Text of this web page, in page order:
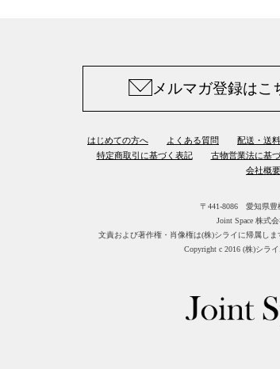
メルマガ登録はこ
はじめての方へ よくある質問 配送・送料
特定商取引に基づく表記
古物営業法に基
会社概要
〒441-8086 愛知県豊
Joint Space 株式
文責および著作権・肖像権は(株)シライに帰属しま
Copyright c 2016 (株)シライ